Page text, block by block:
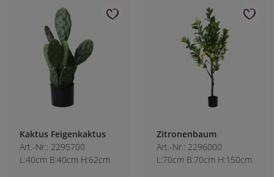
Kaktus Feigenkaktus
Art.-Nr.: 2295700
L:40cm B:40cm H:62cm
Zitronenbaum
Art.-Nr.: 2296000
L:70cm B:70cm H:150cm